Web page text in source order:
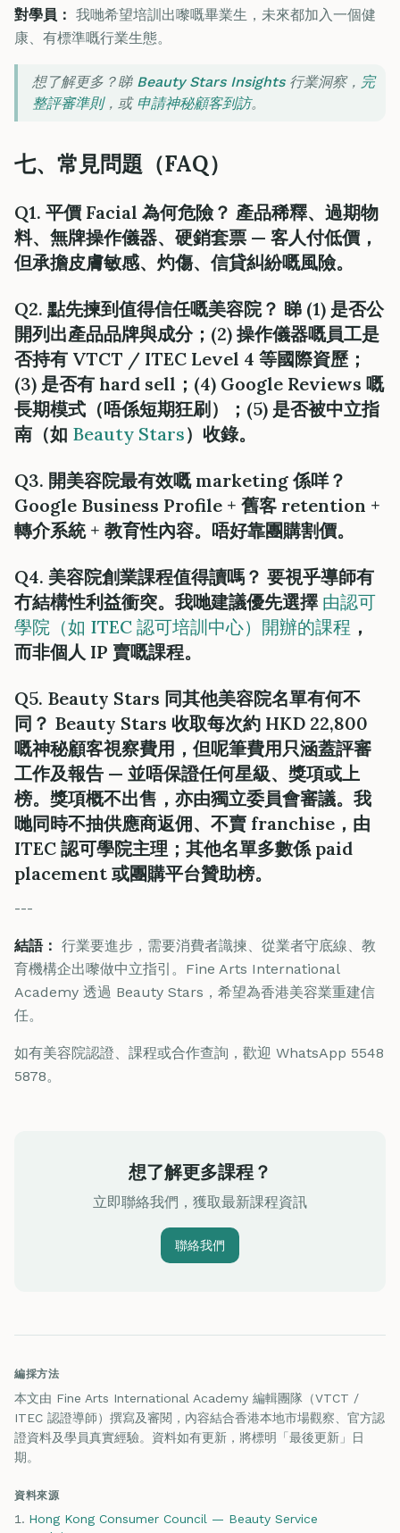
對學員： 我哋希望培訓出嚟嘅畢業生，未來都加入一個健
康、有標準嘅行業生態。
想了解更多？睇 Beauty Stars Insights行業洞察， 完
整評審準則，或 申請神秘顧客到訪。
七、常見問題（FAQ）
Q1. 平價 Facial 為何危險？ 產品稀釋、過期物
料、無牌操作儀器、硬銷套票 — 客人付低價，
但承擔皮膚敏感、灼傷、信貸糾紛嘅風險。
Q2. 點先揀到值得信任嘅美容院？ 睇 (1) 是否公
開列出產品品牌與成分；(2) 操作儀器嘅員工是
否持有 VTCT / ITEC Level 4 等國際資歷；
(3) 是否有 hard sell；(4) Google Reviews 嘅
長期模式（唔係短期狂刷）；(5) 是否被中立指
南（如 Beauty Stars）收錄。
Q3. 開美容院最有效嘅 marketing 係咩？
Google Business Profile + 舊客 retention +
轉介系統 + 教育性內容。唔好靠團購割價。
Q4. 美容院創業課程值得讀嗎？ 要視乎導師有
冇結構性利益衝突。我哋建議優先選擇 由認可
學院（如 ITEC 認可培訓中心）開辦的課程 ，
而非個人 IP 賣嘅課程。
Q5. Beauty Stars 同其他美容院名單有何不
同？ Beauty Stars 收取每次約 HKD 22,800
嘅神秘顧客視察費用， 但呢筆費用只涵蓋評審
工作及報告 — 並唔保證任何星級、獎項或上
榜。獎項概不出售，亦由獨立委員會審議。我
哋同時不抽供應商返佣、不賣 franchise，由
ITEC 認可學院主理；其他名單多數係 paid
placement 或團購平台贊助榜。
---
結語： 行業要進步，需要消費者識揀、從業者守底線、教
育機構企出嚟做中立指引。Fine Arts International
Academy 透過 Beauty Stars，希望為香港美容業重建信
任。
如有美容院認證、課程或合作查詢，歡迎 WhatsApp 5548
5878。
想了解更多課程？
立即聯絡我們，獲取最新課程資訊
聯絡我們
編採方法
本文由 Fine Arts International Academy 編輯團隊（VTCT /
ITEC 認證導師）撰寫及審閱，內容結合香港本地市場觀察、官方認
證資料及學員真實經驗。資料如有更新，將標明「最後更新」日
期。
資料來源
Hong Kong Consumer Council — Beauty Service